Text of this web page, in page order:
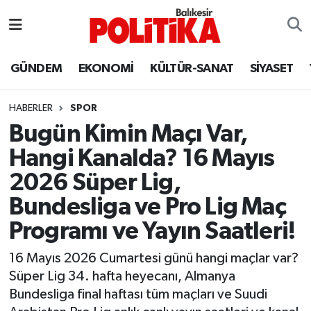
GÜNDEM EKONOMİ KÜLTÜR-SANAT SİYASET
HABERLER SPOR
Bugün Kimin Maçı Var,
Hangi Kanalda? 16 Mayıs
2026 Süper Lig,
Bundesliga ve Pro Lig Maç
Programı ve Yayın Saatleri!
16 Mayıs 2026 Cumartesi günü hangi maçlar var?
Süper Lig 34. hafta heyecanı, Almanya
Bundesliga final haftası tüm maçları ve Suudi
Ayvalık
Balya
Bandırma
Bigadiç
BİYOGRAFİLER
Burhaniye
ÇEVRE
Balıkesir Hava Durumu
Balıkesir Namaz Vakitleri
Balıkesir Trafik Yoğunluk Haritası
Süper Lig Puan Durumu ve Fikstür
Tüm Manşetler
Son Dakika Haberleri
Haber Arşivi